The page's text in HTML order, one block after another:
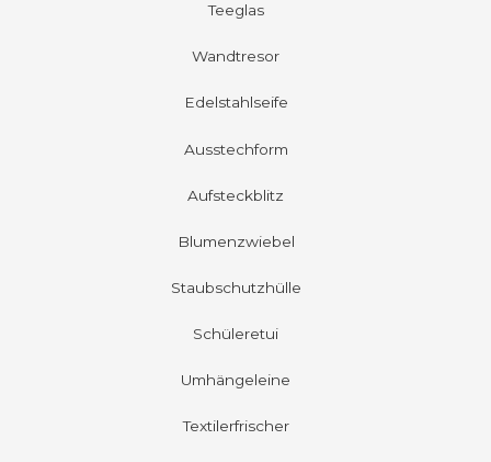
Teeglas
Wandtresor
Edelstahlseife
Ausstechform
Aufsteckblitz
Blumenzwiebel
Staubschutzhülle
Schüleretui
Umhängeleine
Textilerfrischer